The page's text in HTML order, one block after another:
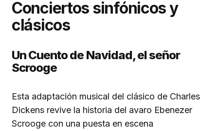
Conciertos sinfónicos y
clásicos
Un Cuento de Navidad, el señor
Scrooge
Esta adaptación musical del clásico de Charles
Dickens revive la historia del avaro Ebenezer
Scrooge con una puesta en escena